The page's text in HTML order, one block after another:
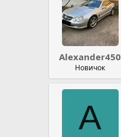
Alexander450
Новичок
A